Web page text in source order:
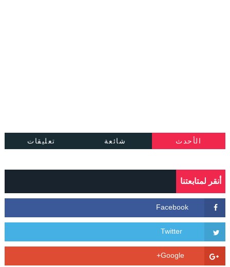
الأحدث شائعة تعليقات
أنقر لمتابعتنا